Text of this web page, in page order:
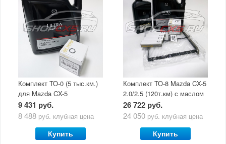
Комплект ТО-0 (5 тыс.км.)
для Mazda CX-5
(двигатель 2.0/2.5) с
маслом Mazda Original Oil
9 431 руб.
8 488 руб. клубная цена
Купить
Комплект ТО-8 Mazda CX-5
2.0/2.5 (120т.км) с маслом
Mazda Original Oil Ultra
5W30
26 722 руб.
24 050 руб. клубная цена
Купить